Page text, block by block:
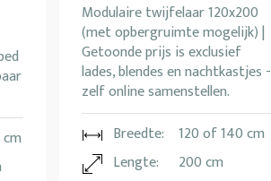
Modulaire twijfelaar 120x200
(met opbergruimte mogelijk) |
Getoonde prijs is exclusief
lades, blendes en nachtkastjes -
zelf online samenstellen.
Breedte:
120 of 140 cm
Lengte:
200 cm